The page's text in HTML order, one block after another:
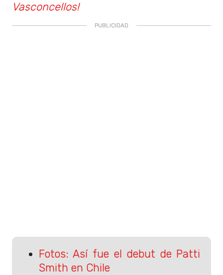
Vasconcellos!
Fotos: Así fue el debut de Patti
Smith en Chile